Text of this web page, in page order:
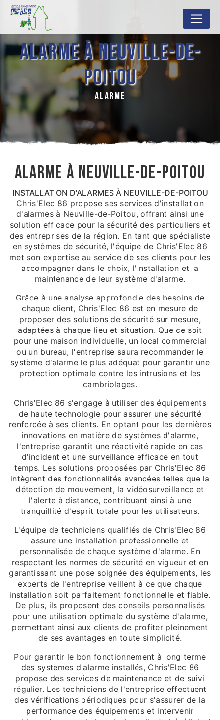
ALARME À NEUVILLE-DE-
POITOU
ALARME
ALARME À NEUVILLE-DE-POITOU
INSTALLATION D'ALARMES À NEUVILLE-DE-POITOU
Chris'Elec 86 propose ses services d'installation
d'alarmes à Neuville-de-Poitou, offrant ainsi une
solution efficace pour la sécurité des particuliers et
des entreprises de la région. En tant que spécialiste
en systèmes de sécurité, l'équipe de Chris'Elec 86
met son expertise au service de ses clients pour les
accompagner dans le choix, l'installation et la
maintenance de leur système d'alarme.
Grâce à une analyse approfondie des besoins de
chaque client, Chris'Elec 86 est en mesure de
proposer des solutions de sécurité sur mesure,
adaptées à chaque lieu et situation. Que ce soit
pour une maison individuelle, un local commercial
ou un bureau, l'entreprise saura recommander le
système d'alarme le plus adéquat pour garantir une
protection optimale contre les intrusions et les
cambriolages.
Chris'Elec 86 s'engage à utiliser des équipements
de haute technologie pour assurer une sécurité
renforcée à ses clients. En optant pour les dernières
innovations en matière de systèmes d'alarme,
l'entreprise garantit une réactivité rapide en cas
d'incident et une surveillance efficace en tout
temps. Les solutions proposées par Chris'Elec 86
intègrent des fonctionnalités avancées telles que la
détection de mouvement, la vidéosurveillance et
l'alerte à distance, contribuant ainsi à une
tranquillité d'esprit totale pour les utilisateurs.
L'équipe de techniciens qualifiés de Chris'Elec 86
assure une installation professionnelle et
personnalisée de chaque système d'alarme. En
respectant les normes de sécurité en vigueur et en
garantissant une pose soignée des équipements, les
experts de l'entreprise veillent à ce que chaque
installation soit parfaitement fonctionnelle et fiable.
De plus, ils proposent des conseils personnalisés
pour une utilisation optimale du système d'alarme,
permettant ainsi aux clients de profiter pleinement
de ses avantages en toute simplicité.
Pour garantir le bon fonctionnement à long terme
des systèmes d'alarme installés, Chris'Elec 86
propose des services de maintenance et de suivi
régulier. Les techniciens de l'entreprise effectuent
des vérifications périodiques pour s'assurer de la
performance des équipements et intervenir
Panneau de gestion des cookies